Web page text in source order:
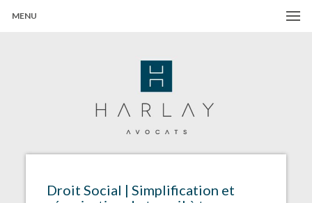
MENU
Droit Social | Simplification et